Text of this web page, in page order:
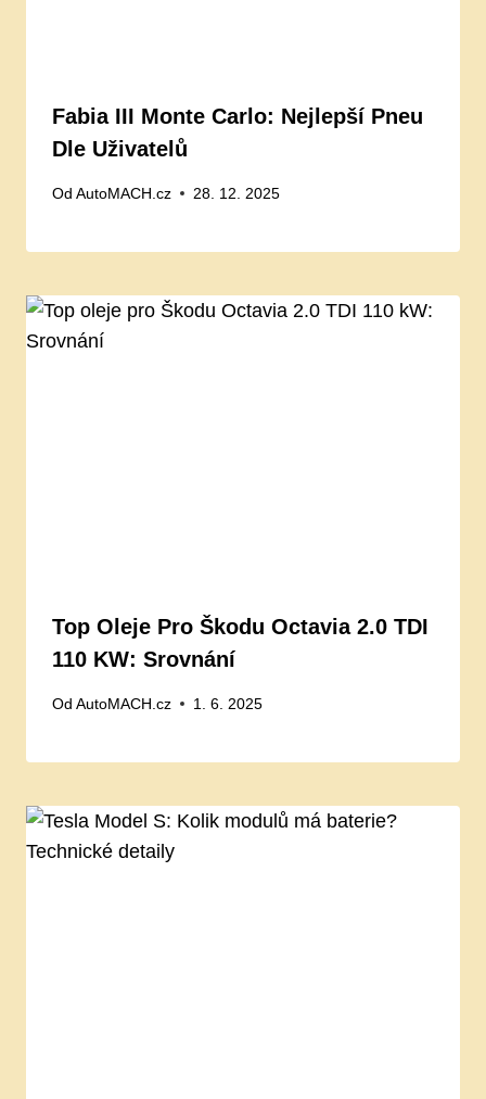
Fabia III Monte Carlo: Nejlepší Pneu
Dle Uživatelů
Od AutoMACH.cz 28. 12. 2025
Top Oleje Pro Škodu Octavia 2.0 TDI
110 KW: Srovnání
Od AutoMACH.cz 1. 6. 2025